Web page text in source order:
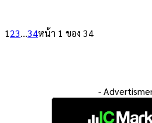
123...34หน้า 1 ของ 34
-